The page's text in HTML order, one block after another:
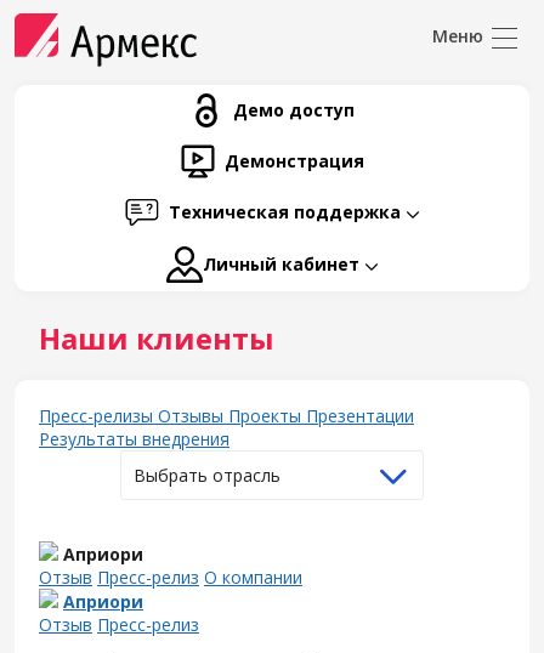
Демо доступ
Демонстрация
Техническая поддержка
Личный кабинет
Наши клиенты
Пресс-релизы Отзывы Проекты Презентации
Результаты внедрения
Выбрать отрасль
Априори
Отзыв Пресс-релиз О компании
Априори
Отзыв Пресс-релиз